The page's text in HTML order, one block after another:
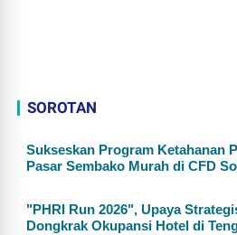
SOROTAN
Sukseskan Program Ketahanan
Pasar Sembako Murah di CFD
"PHRI Run 2026", Upaya
Dongkrak Okupansi Hotel di